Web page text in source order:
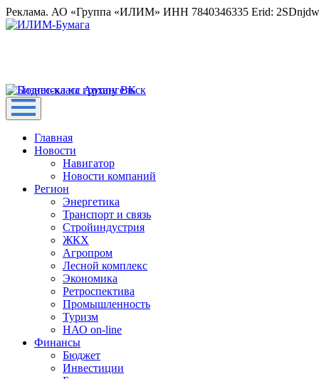
Реклама. АО «Группа «ИЛИМ» ИНН 7840346335 Erid:
Главная
Новости
Навигатор
Новости компаний
Регион
Энергетика
Транспорт и связь
Стройиндустрия
ЖКХ
Агропром
Лесной комплекс
Экономика
Ретроспектива
Промышленность
Туризм
НАО on-line
Финансы
Бюджет
Инвестиции